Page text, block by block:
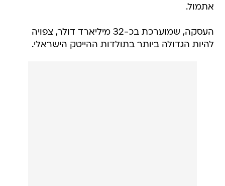
אתמול.
העסקה, שמוערכת בכ-32 מיליארד דולר, צפויה
להיות הגדולה ביותר בתולדות ההייטק הישראלי.